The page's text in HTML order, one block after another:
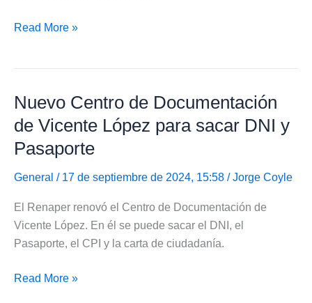
Tramitar
CPI
en
el
Abasto
Shopping
Read More »
Nuevo Centro de Documentación
de Vicente López para sacar DNI y
Pasaporte
General / 17 de septiembre de 2024, 15:58 /Jorge Coyle
El Renaper renovó el Centro de Documentación de
Vicente López. En él se puede sacar el DNI, el
Pasaporte, el CPI y la carta de ciudadanía.
Nuevo
Read More »